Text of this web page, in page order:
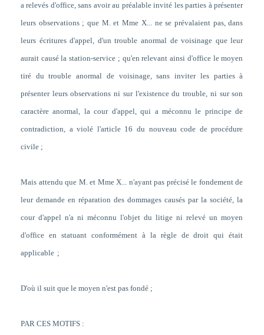
a relevés d'office, sans avoir au préalable invité les parties à présenter
leurs observations ;que M. et Mme X... ne se prévalaient pas, dans
leurs écritures d'appel, d'un trouble anormal de voisinage que leur
aurait causé la station-service ; qu'en relevant ainsi d'office le moyen
tiré du trouble anormal de voisinage, sans inviter les parties à
présenter leurs observations ni sur l'existence du trouble, ni sur son
caractère anormal, la cour d'appel, qui a méconnu le principe de
contradiction, a violé l'article 16 du nouveau code de procédure
civile;
Mais attendu que M. et Mme X... n'ayant pas précisé le fondement de
leur demande en réparation des dommages causés par la société, la
cour d'appel n'a ni méconnu l'objet du litige ni relevé un moyen
d'office en statuant conformément à la règle de droit qui était
applicable ;
D'où il suit que le moyen n'est pas fondé ;
PAR CES MOTIFS :